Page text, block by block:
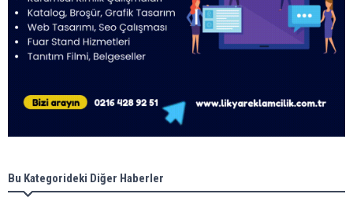
Bu Kategorideki Diğer Haberler